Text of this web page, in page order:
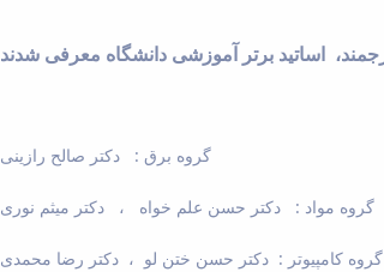
گروه برق : دکتر صالح رازینی
گروه مواد : دکتر حسن علم خواه ، دکتر میثم نوری
گروه کامپیوتر : دکتر حسن ختن لو ، دکتر رضا محمدی